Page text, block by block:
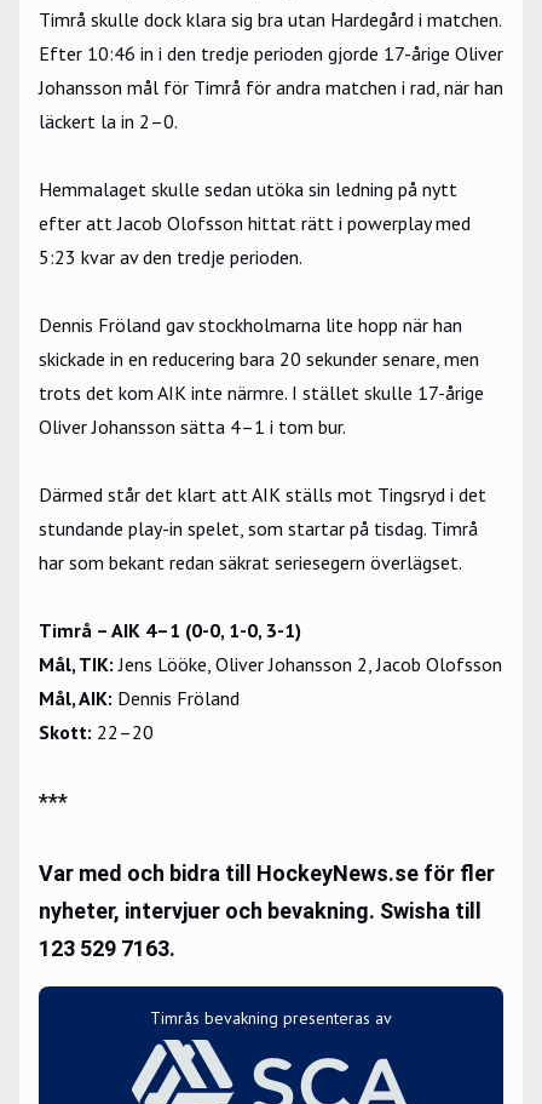
Timrå skulle dock klara sig bra utan Hardegård i matchen.
Efter 10:46 in i den tredje perioden gjorde 17-årige Oliver
Johansson mål för Timrå för andra matchen i rad, när han
läckert la in 2–0.
Hemmalaget skulle sedan utöka sin ledning på nytt
efter att Jacob Olofsson hittat rätt i powerplay med
5:23 kvar av den tredje perioden.
Dennis Fröland gav stockholmarna lite hopp när han
skickade in en reducering bara 20 sekunder senare, men
trots det kom AIK inte närmre. I stället skulle 17-årige
Oliver Johansson sätta 4–1 i tom bur.
Därmed står det klart att AIK ställs mot Tingsryd i det
stundande play-in spelet, som startar på tisdag. Timrå
har som bekant redan säkrat seriesegern överlägset.
Timrå – AIK 4–1 (0-0, 1-0, 3-1)
Mål, TIK:Jens Lööke, Oliver Johansson 2, Jacob Olofsson
Mål, AIK: Dennis Fröland
Skott: 22 –20
***
Var med och bidra till HockeyNews.se för fler
nyheter, intervjuer och bevakning. Swisha till
123 529 7163.
Timrås bevakning presenteras av